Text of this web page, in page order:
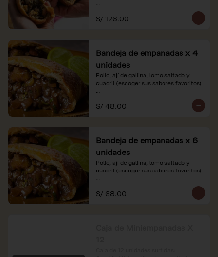
*Nuestros precios están expresados en
soles e incluyen impuestos de ley y
S/ 126.00
Bandeja de empanadas x 4
unidades
Pollo, ají de gallina, lomo saltado y
cuadril (escoger sus sabores favoritos)
*Nuestros precios están expresados en
soles e incluyen impuestos de ley y
S/ 48.00
Bandeja de empanadas x 6
unidades
Pollo, ají de gallina, lomo saltado y
cuadril (escoger sus sabores favoritos)
*Nuestros precios están expresados en
soles e incluyen impuestos de ley y
S/ 68.00